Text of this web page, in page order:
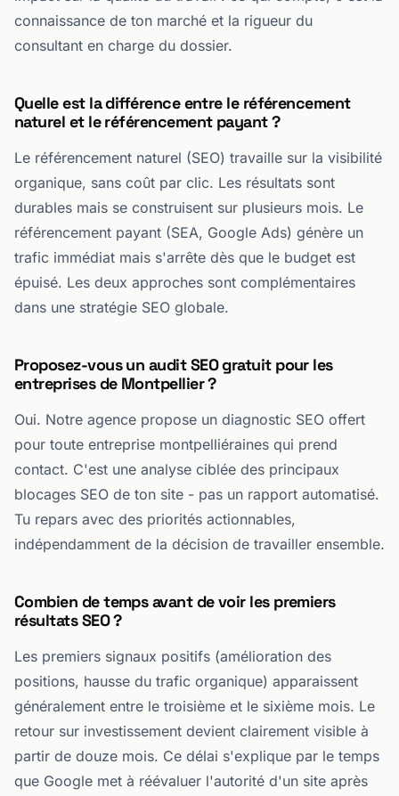
connaissance de ton marché et la rigueur du
consultant en charge du dossier.
Quelle est la différence entre le référencement
naturel et le référencement payant ?
Le référencement naturel (SEO) travaille sur la visibilité
organique, sans coût par clic. Les résultats sont
durables mais se construisent sur plusieurs mois. Le
référencement payant (SEA, Google Ads) génère un
trafic immédiat mais s'arrête dès que le budget est
épuisé. Les deux approches sont complémentaires
dans une stratégie SEO globale.
Proposez-vous un audit SEO gratuit pour les
entreprises de Montpellier ?
Oui. Notre agence propose un diagnostic SEO offert
pour toute entreprise montpelliéraines qui prend
contact. C'est une analyse ciblée des principaux
blocages SEO de ton site - pas un rapport automatisé.
Tu repars avec des priorités actionnables,
indépendamment de la décision de travailler ensemble.
Combien de temps avant de voir les premiers
résultats SEO ?
Les premiers signaux positifs (amélioration des
positions, hausse du trafic organique) apparaissent
généralement entre le troisième et le sixième mois. Le
retour sur investissement devient clairement visible à
partir de douze mois. Ce délai s'explique par le temps
que Google met à réévaluer l'autorité d'un site après